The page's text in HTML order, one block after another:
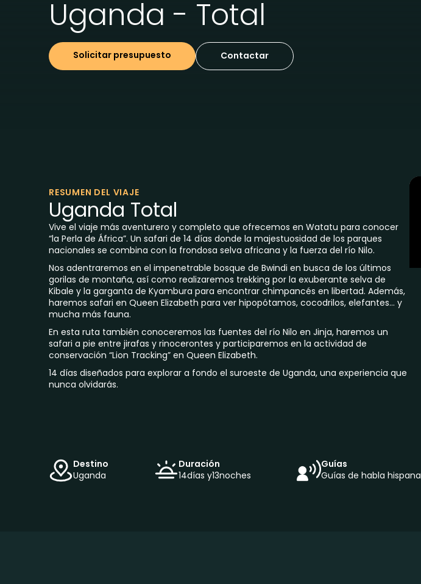
Uganda - Total
Solicitar presupuesto Contactar
RESUMEN DEL VIAJE
Uganda Total
Vive el viaje más aventurero y completo que ofrecemos en Watatu para conocer
“la Perla de África”. Un safari de 14 días donde la majestuosidad de los parques
nacionales se combina con la frondosa selva africana y la fuerza del río Nilo.
Nos adentraremos en el impenetrable bosque de Bwindi en busca de los últimos
gorilas de montaña, así como realizaremos trekking por la exuberante selva de
Kibale y la garganta de Kyambura para encontrar chimpancés en libertad. Además,
haremos safari en Queen Elizabeth para ver hipopótamos, cocodrilos, elefantes… y
mucha más fauna.
En esta ruta también conoceremos las fuentes del río Nilo en Jinja, haremos un
safari a pie entre jirafas y rinocerontes y participaremos en la actividad de
conservación “Lion Tracking” en Queen Elizabeth.
14 días diseñados para explorar a fondo el suroeste de Uganda, una experiencia que
nunca olvidarás.
Destino
Uganda
Duración
14días y13noches
Guías
Guías de habla hispana